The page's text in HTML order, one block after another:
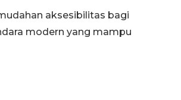
aksesibilitas bagi
modern yang mampu